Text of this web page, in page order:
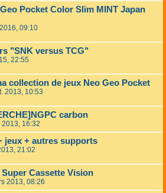
Pocket Color Slim MINT Japan
09:10
"SNK versus TCG"
22:55
collection de jeux Neo Geo Pocket
2013, 10:53
carbon
2013, 16:32
jeux + autres supports
21:02
Cassette Vision
2013, 08:26